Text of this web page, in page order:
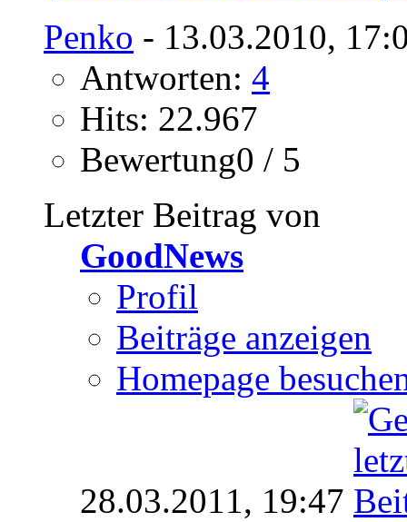
Penko - 13.03.2010,
Antworten: 4
Hits: 22.967
Bewertung0 / 5
Letzter Beitrag von
GoodNews
Profil
Beiträge anzeigen
Homepage
28.03.2011, 19:47